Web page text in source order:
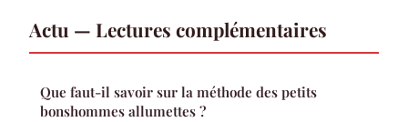
Actu — Lectures complémentaires
Que faut-il savoir sur la méthode des petits
bonshommes allumettes ?